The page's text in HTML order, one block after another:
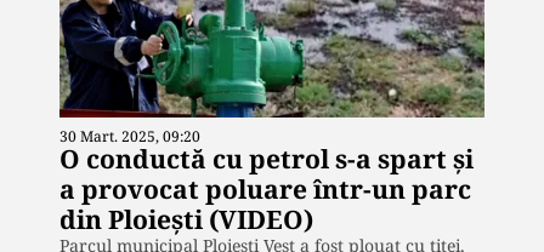
30 Mart. 2025, 09:20
O conductă cu petrol s-a spart şi
a provocat poluare într-un parc
din Ploieşti (VIDEO)
Parcul municipal Ploieşti Vest a fost plouat cu ţiţei,